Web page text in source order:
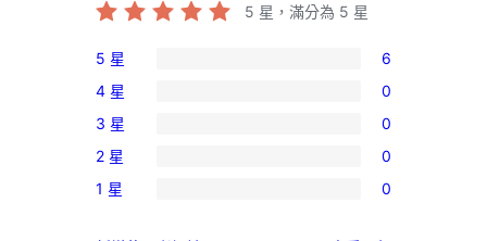
5 星，滿分為 5 星
6
個
5
星
使
5 星 6
0
個
4
星
4 星 0
0
個
3
3 星 0
0
個
2 星 0
0
1 星 0